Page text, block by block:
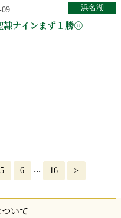
09
隷ナインまず１勝⚾
浜名湖
5 6 ... 16 >
いて